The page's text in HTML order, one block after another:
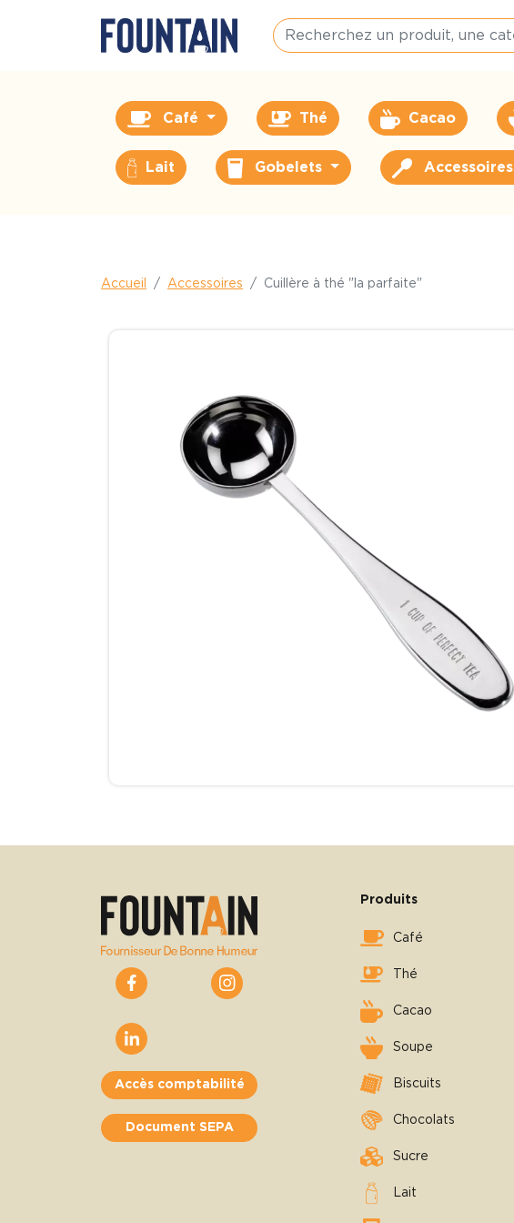
Café Thé Cacao
Lait Gobelets Accessoires
Accueil Accessoires Cuillère à thé "la parfaite"
Accès comptabilité
Document SEPA
Produits
Café
Thé
Cacao
Soupe
Biscuits
Chocolats
Sucre
Lait